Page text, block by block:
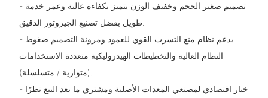
- تصميم صغير الحجم وخفيف الوزن يتميز بكفاءة عالية وعمر خدمة
طويل بفضل تصنيع الجيروتور الدقيق.
- يدعم نظام منع التسرب القوي للعمود ومرونة التصميم ضغوط
النظام العالية والتخطيطات الهيدروليكية متعددة الاستخدامات
- خيار اقتصادي لمصنعي المعدات الأصلية ومشتري ما بعد البيع نظرًا